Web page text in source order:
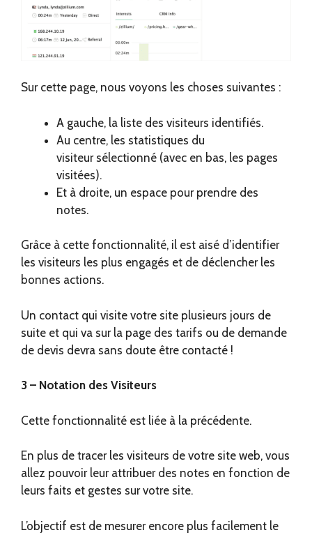
Sur cette page, nous voyons les choses suivantes :
A gauche, la liste des visiteurs identifiés.
Au centre, les statistiques du
visiteur sélectionné (avec en bas, les pages
visitées).
Et à droite, un espace pour prendre des
notes.
Grâce à cette fonctionnalité, il est aisé d’identifier
les visiteurs les plus engagés et de déclencher les
bonnes actions.
Un contact qui visite votre site plusieurs jours de
suite et qui va sur la page des tarifs ou de demande
de devis devra sans doute être contacté !
3 – Notation des Visiteurs
Cette fonctionnalité est liée à la précédente.
En plus de tracer les visiteurs de votre site web, vous
allez pouvoir leur attribuer des notes en fonction de
leurs faits et gestes sur votre site.
L’objectif est de mesurer encore plus facilement le